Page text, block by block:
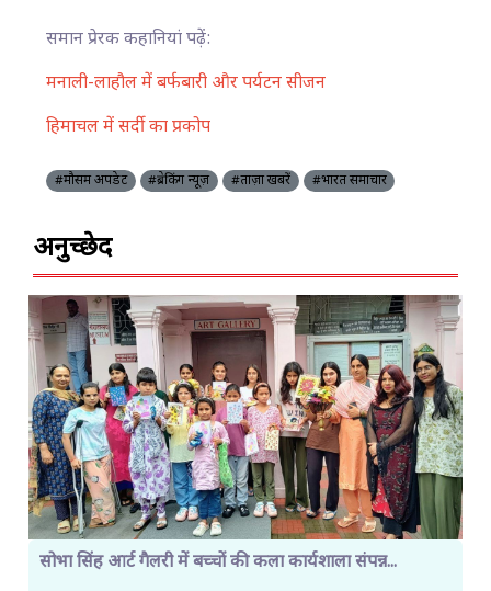
समान प्रेरक कहानियां पढ़ें:
मनाली-लाहौल में बर्फबारी और पर्यटन सीजन
हिमाचल में सर्दी का प्रकोप
#मौसम अपडेट #ब्रेकिंग न्यूज़ #ताज़ा खबरें #भारत समाचार
अनुच्छेद
सोभा सिंह आर्ट गैलरी में बच्चों की कला कार्यशाला संपन्न...